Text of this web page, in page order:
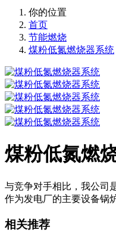
你的位置
首页
节能燃烧
煤粉低氮燃烧器系统
煤粉低氮燃
与竞争对手相比，我公司
作为发电厂的主要设备锅
相关推荐